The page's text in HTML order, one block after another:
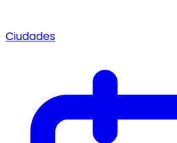
Ciudades